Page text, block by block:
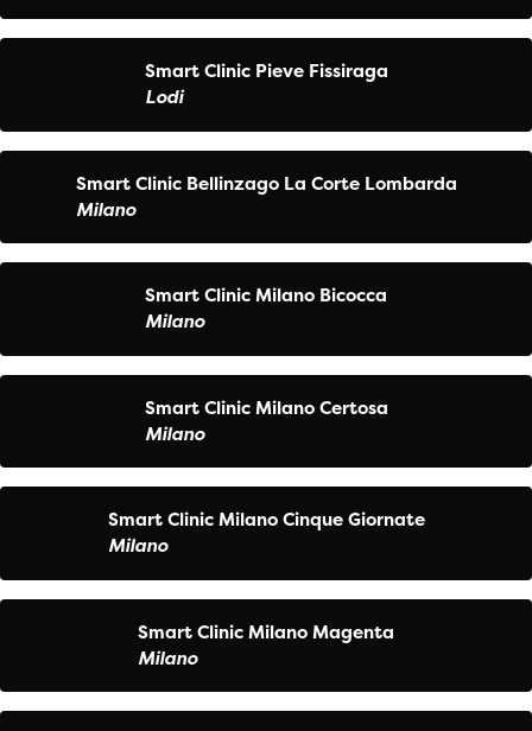
Smart Clinic Pieve Fissiraga
Lodi
Smart Clinic Bellinzago La Corte Lombarda
Milano
Smart Clinic Milano Bicocca
Milano
Smart Clinic Milano Certosa
Milano
Smart Clinic Milano Cinque Giornate
Milano
Smart Clinic Milano Magenta
Milano